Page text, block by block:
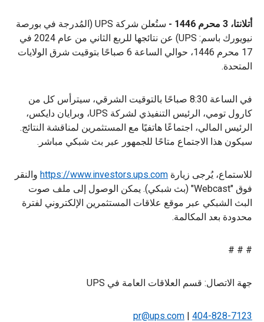
أتلانتا، 3 محرم 1446 -
ستُعلن شركة UPS (المُدرجة في بورصة
نيويورك باسم: UPS) عن نتائجها للربع الثاني من عام 2024 في
17 محرم 1446، حوالي الساعة 6 صباحًا بتوقيت شرق الولايات
المتحدة.
في الساعة 8:30 صباحًا بالتوقيت الشرقي، سيترأس كل من
كارول تومي، الرئيس التنفيذي لشركة UPS، وبرايان دايكس،
الرئيس المالي، اجتماعًا هاتفيًا مع المستثمرين لمناقشة النتائج.
سيكون هذا الاجتماع متاحًا للجمهور عبر بث شبكي مباشر.
للاستماع، يُرجى زيارة https://www.investors.ups.com والنقر
فوق "Webcast" (بث شبكي). يمكن الوصول إلى ملف صوت
البث الشبكي عبر موقع علاقات المستثمرين الإلكتروني لفترة
محدودة بعد المكالمة.
# # #
جهة الاتصال: قسم العلاقات العامة في UPS
404-828-7123
|
pr@ups.com